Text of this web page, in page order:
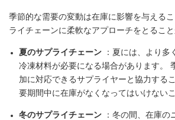
季節的な需要の変動は在庫に影響を与える
ライチェーンに柔軟なアプローチをとること
夏のサプライチェーン
：夏には、より多
冷凍材料が必要になる場合があります。
加に対応できるサプライヤーと協力する
要期間中に在庫がなくなってはいけない
冬のサプライチェーン
：冬の間、在庫の